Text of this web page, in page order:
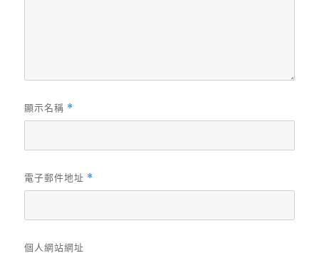
顯示名稱 *
電子郵件地址 *
個人網站網址